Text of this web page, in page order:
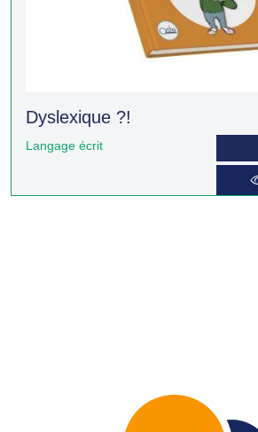
Dyslexique ?!
Langage écrit